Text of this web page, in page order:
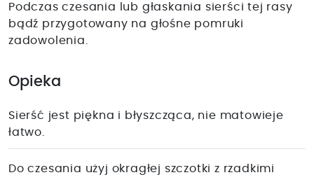
Podczas czesania lub głaskania sierści tej rasy
bądź przygotowany na głośne pomruki
zadowolenia.
Opieka
Sierść jest piękna i błyszcząca, nie matowieje
łatwo.
Do czesania użyj okragłej szczotki z rzadkimi